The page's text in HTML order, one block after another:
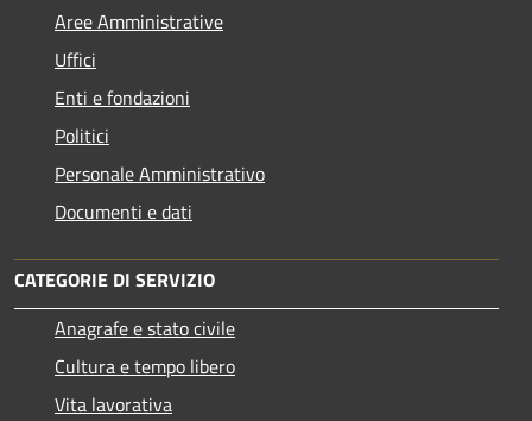
Aree Amministrative
Uffici
Enti e fondazioni
Politici
Personale Amministrativo
Documenti e dati
CATEGORIE DI SERVIZIO
Anagrafe e stato civile
Cultura e tempo libero
Vita lavorativa